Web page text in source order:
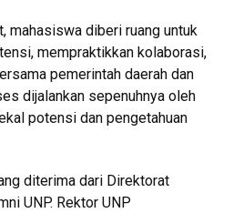
mahasiswa diberi ruang untuk
mempraktikkan kolaborasi,
pemerintah daerah dan
dijalankan sepenuhnya oleh
potensi dan pengetahuan
diterima dari Direktorat
UNP. Rektor UNP